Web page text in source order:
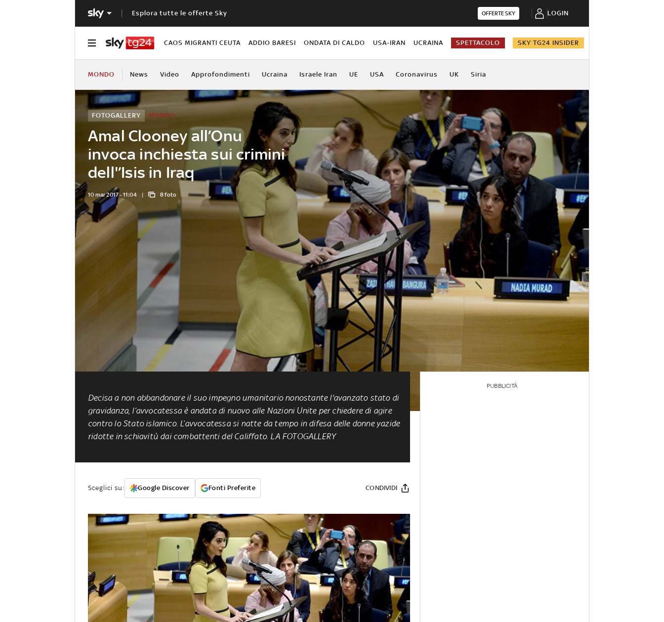
Esplora tutte le offerte Sky OFFERTE SKY LOGIN
CAOS MIGRANTI CEUTA ADDIO BARESI ONDATA DI CALDO USA-IRAN UCRAINA SPETTACOLO SKY TG24 INSIDER
MONDO News Video Approfondimenti Ucraina Israele Iran UE USA Coronavirus UK Siria
Amal Clooney all’Onu
invoca inchiesta sui crimini
dell'’Isis in Iraq
MONDO
FOTOGALLERY
10 mar 2017 - 11:04 8 foto
Decisa a non abbandonare il suo impegno umanitario nonostante l'avanzato stato di
gravidanza, l’avvocatessa è andata di nuovo alle Nazioni Unite per chiedere di agire
contro lo Stato islamico. L’avvocatessa si natte da tempo in difesa delle donne yazide
ridotte in schiavitù dai combattenti del Califfato. LA FOTOGALLERY
Sceglici su: Google Discover Fonti Preferite CONDIVIDI
PUBBLICITÀ